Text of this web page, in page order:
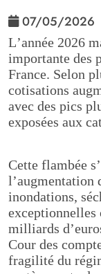
07/05/2026
L’année 2026
importante des
France. Selon
cotisations
avec des pics
exposées aux
Cette flambée
l’augmentation
inondations,
exceptionnelles
milliards
Cour des
fragilité du